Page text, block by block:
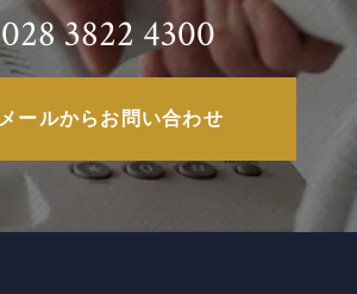
028 3822 4300
メールからお問い合わせ